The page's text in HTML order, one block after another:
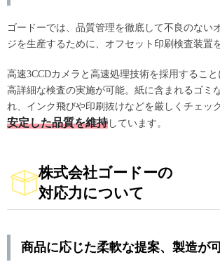
ゴードーでは、品質管理を徹底して不良のない
ジを生産するために、オフセット印刷検査装置
高速3CCDカメラと高速処理技術を採用するこ
高詳細な検査の実施が可能。紙に含まれるゴミ
れ、インク飛びや印刷抜けなどを厳しくチェッ
安定した品質を維持しています。
株式会社ゴードーの
対応力について
商品に応じた柔軟な提案、製造が